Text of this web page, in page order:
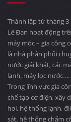
Thành lập từ tháng 3
Lê Đan hoạt động
máy móc – gia công
là nhà phân phối
nước giải khát, các
lạnh, máy lọc nước….
Trong lĩnh vực gia
chế tạo cơ điện, xây
hơi, hệ thống lạnh,
sát, hệ thống chấm